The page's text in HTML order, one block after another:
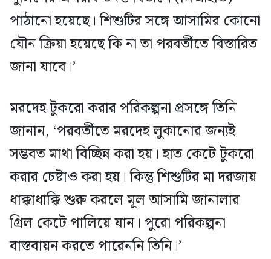
পাঠানো হয়েছে। শিশুটির সঙ্গে আসামির কোনো
যৌন ক্রিয়া হয়েছে কি না তা পরবর্তীতে বিস্তারিত
জানা যাবে।’
মরদেহ টুকরো করার পরিকল্পনা প্রসঙ্গে তিনি
জানান, ‘পরবর্তীতে মরদেহ লুকানোর জন্যই
সম্ভবত মাথা বিচ্ছিন্ন করা হয়। হাত কেটে টুকরো
করার চেষ্টাও করা হয়। কিন্তু শিশুটির মা দরজায়
ধাক্কাধাক্কি শুরু করলে মূল আসামি জানালার
গ্রিল কেটে পালিয়ে যান। পুরো পরিকল্পনা
বাস্তবায়ন করতে পারেননি তিনি।’